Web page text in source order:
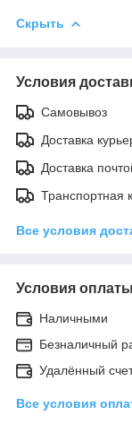
Скрыть
Условия
Самовывоз
Доставка
Доставка
Транспортная
Все условия
Условия оплаты
Наличными
Безналичный
Удалённый
Все условия